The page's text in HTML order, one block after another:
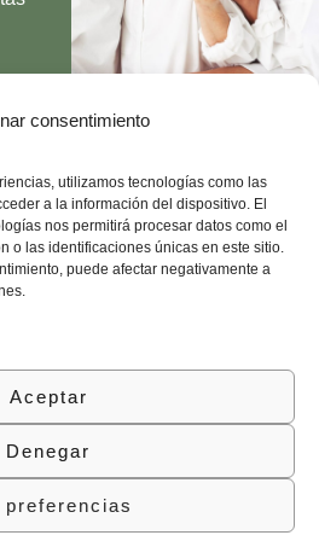
consentimiento
utilizamos tecnologías como las
a la información del dispositivo. El
nos permitirá procesar datos como el
o las identificaciones únicas en este sitio.
puede afectar negativamente a
Aceptar
Denegar
preferencias
Política
de
Política
Calidad
(+34)
935
S.L. Todos los derechos